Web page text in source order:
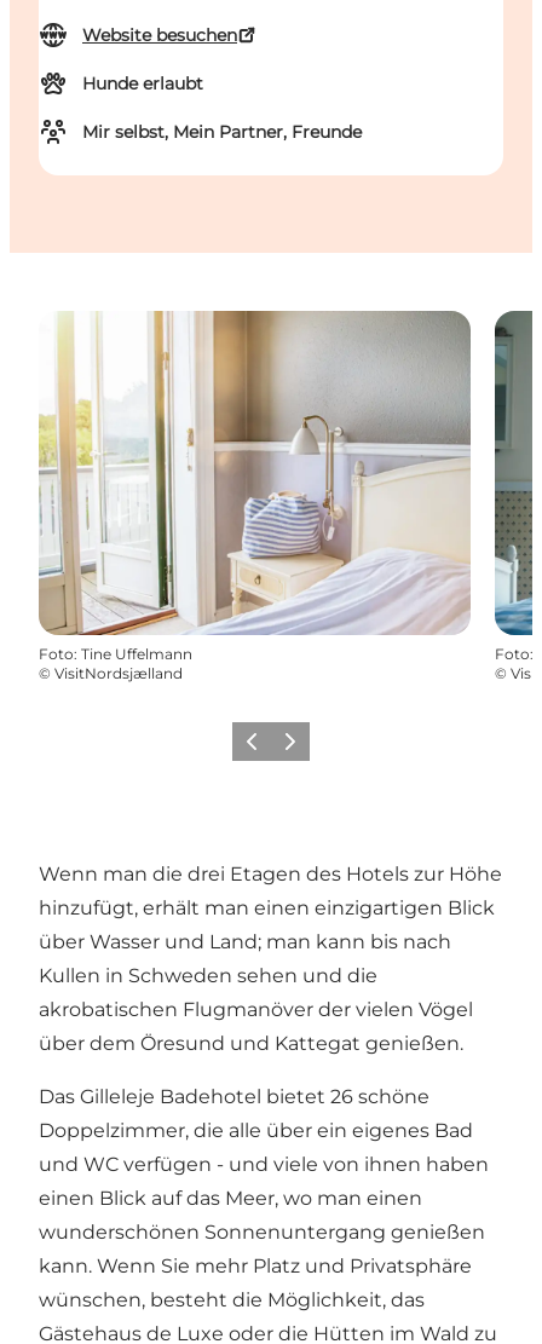
Website besuchen
Hunde erlaubt
Mir selbst, Mein Partner, Freunde
Foto: Tine Uffelmann
© VisitNordsjælland
Foto:
©
ZurückWeiter
Wenn man die drei Etagen des Hotels zur Höhe
hinzufügt, erhält man einen einzigartigen Blick
über Wasser und Land; man kann bis nach
Kullen in Schweden sehen und die
akrobatischen Flugmanöver der vielen Vögel
über dem Öresund und Kattegat genießen.
Das Gilleleje Badehotel bietet 26 schöne
Doppelzimmer, die alle über ein eigenes Bad
und WC verfügen - und viele von ihnen haben
einen Blick auf das Meer, wo man einen
wunderschönen Sonnenuntergang genießen
kann. Wenn Sie mehr Platz und Privatsphäre
wünschen, besteht die Möglichkeit, das
Gästehaus de Luxe oder die Hütten im Wald zu